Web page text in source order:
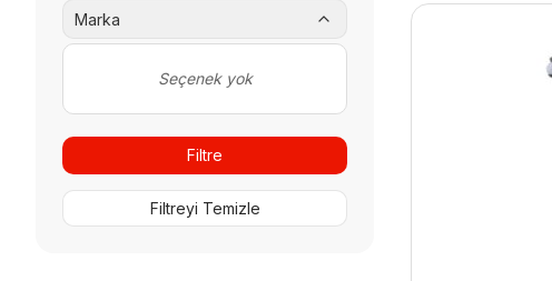
Marka
Seçenek yok
Filtre
Filtreyi Temizle